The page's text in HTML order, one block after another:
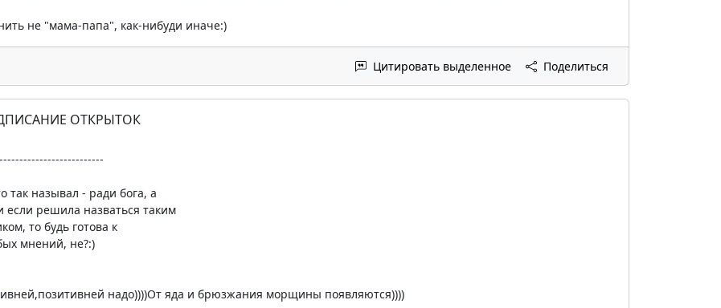
не "мама-папа", как-нибуди иначе:)
Цитировать выделенное Поделиться
ОТКРЫТОК
так называл - ради бога, а
если решила назваться таким
то будь готова к
мнений, не?:)
надо))))От яда и брюзжания морщины появляются))))